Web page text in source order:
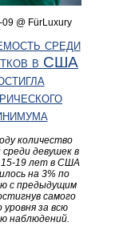
@ FürLuxury
среди
в США
количество
девушек в
15-19 лет в США
на 3% по
с предыдущим
самого
уровня за всю
наблюдений.